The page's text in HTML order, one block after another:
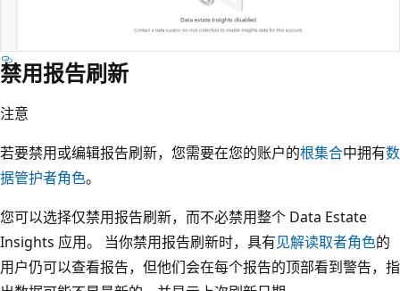
禁用报告刷新
注意
若要禁用或编辑报告刷新，您需要在您的账户的根集合中拥有数
据管护者角色。
您可以选择仅禁用报告刷新，而不必禁用整个 Data Estate
Insights 应用。 当你禁用报告刷新时，具有见解读取者角色的
用户仍可以查看报告，但他们会在每个报告的顶部看到警告，指